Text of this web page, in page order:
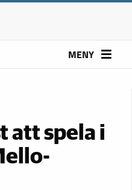
MENY
att spela i